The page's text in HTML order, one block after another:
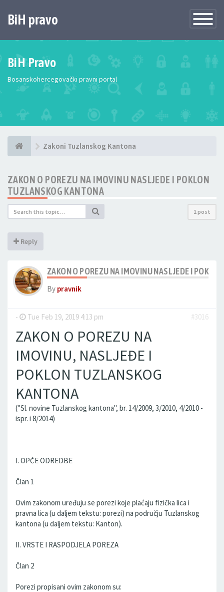
Toggle
BiH pravo
BiH Pravo
Bosanskohercegovački pravni portal
Zakoni Tuzlanskog Kantona
ZAKON O POREZU NA IMOVINU NASLJEDE I POKLON
TUZLANSKOG KANTONA
1 post
Reply
ZAKON O POREZU NA IMOVINU NASLJEDE I
By pravnik
- Tue Feb 19, 2019 4:13 pm #3016
ZAKON O POREZU NA
IMOVINU, NASLJEĐE I
POKLON TUZLANSKOG
KANTONA
("Sl. novine Tuzlanskog kantona", br. 14/2009, 3/2010, 4/2010 -
ispr. i 8/2014)
I. OPĆE ODREDBE
Član 1
Ovim zakonom uređuju se porezi koje plaćaju fizička lica i
pravna lica (u daljem tekstu: porezi) na području Tuzlanskog
kantona (u daljem tekstu: Kanton).
II. VRSTE I RASPODJELA POREZA
Član 2
Porezi propisani ovim zakonom su: